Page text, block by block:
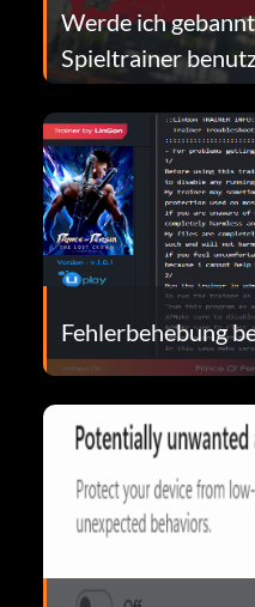
Werde ich
Spieltrainer
Fehlerbehebung